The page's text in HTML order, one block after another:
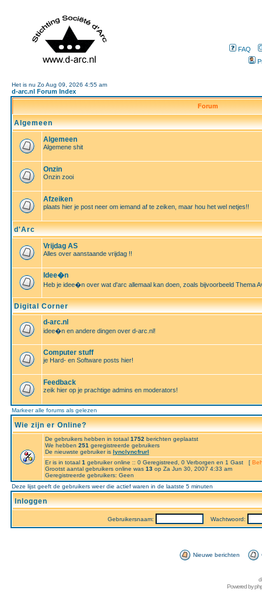
FAQ
Het is nu Zo Aug 09, 2026 4:55 am
d-arc.nl Forum Index
Forum
Algemeen
Algemeen
Algemene shit
Onzin
Onzin zooi
Afzeiken
plaats hier je post neer om iemand af te zeiken, maar hou het wel netjes!!
d'Arc
Vrijdag AS
Alles over aanstaande vrijdag !!
Idee�n
Heb je idee�n over wat d'arc allemaal kan doen, zoals bijvoorbeeld Thema
Digital Corner
d-arc.nl
idee�n en andere dingen over d-arc.nl!
Computer stuff
je Hard- en Software posts hier!
Feedback
zeik hier op je prachtige admins en moderators!
Markeer alle forums als gelezen
Wie zijn er Online?
De gebruikers hebben in totaal 1752 berichten geplaatst
We hebben 251 geregistreerde gebruikers
De nieuwste gebruiker is lynclyncfrurl
Er is in totaal 1 gebruiker online :: 0 Geregistreed, 0 Verborgen en 1 Gast [
Grootst aantal gebruikers online was 13 op Za Jun 30, 2007 4:33 am
Geregistreerde gebruikers: Geen
Deze lijst geeft de gebruikers weer die actief waren in de laatste 5 minuten
Inloggen
Gebruikersnaam: Wachtwoord:
Nieuwe berichten
Powered by